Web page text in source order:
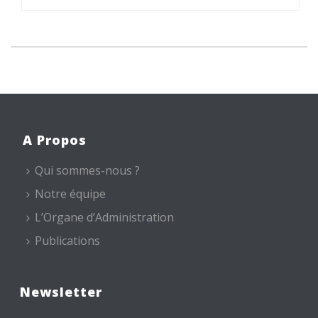
A Propos
Qui sommes-nous ?
Notre équipe
L’Organe d’Administration
Publications
Newsletter